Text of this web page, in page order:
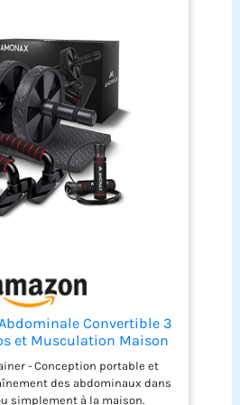
amateurs de fitness
:Notre machine à
5 niveaux de hauteur et 2
vous permettant d'adapter
de votre entraînement -
niveaux de fitness. Suivi des
LCD affiche clairement les
le compteur et le temps
permettant de suivre vos
votre prochaine séance. Un
sur le bouton permet de
d'entraînement. Roues
sécurité et la durabilité de
moins susceptible aux
dommages.
Convertible 3
et Musculation Maison
- Conception portable et
des abdominaux dans
simplement à la maison.